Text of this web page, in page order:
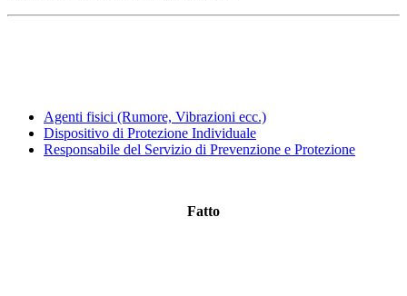
Agenti fisici (Rumore, Vibrazioni ecc.)
Dispositivo di Protezione Individuale
Responsabile del Servizio di Prevenzione e Protezione
Fatto